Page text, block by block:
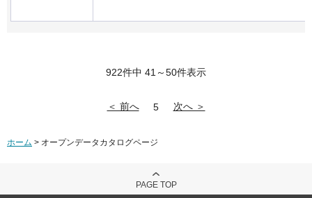
922件中 41～50件表示
＜ 前へ 5 次へ ＞
ホーム > オープンデータカタログページ
PAGE TOP